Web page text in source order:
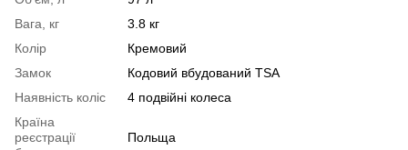
Вага, кг
3.8 кг
Колір
Кремовий
Замок
Кодовий вбудований TSA
Наявність коліс
4 подвійні колеса
Країна
реєстрації
Польща